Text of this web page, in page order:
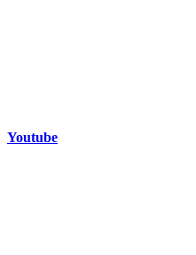
Youtube